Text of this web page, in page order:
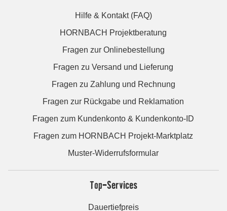
Hilfe & Kontakt (FAQ)
HORNBACH Projektberatung
Fragen zur Onlinebestellung
Fragen zu Versand und Lieferung
Fragen zu Zahlung und Rechnung
Fragen zur Rückgabe und Reklamation
Fragen zum Kundenkonto & Kundenkonto-ID
Fragen zum HORNBACH Projekt-Marktplatz
Muster-Widerrufsformular
Top-Services
Dauertiefpreis